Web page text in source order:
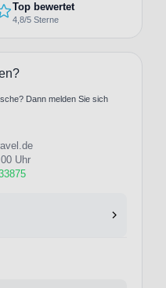
Top bewertet
4,8/5 Sterne
Dann melden Sie sich
Uhr